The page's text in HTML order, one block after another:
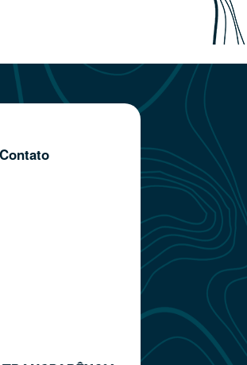
Contato